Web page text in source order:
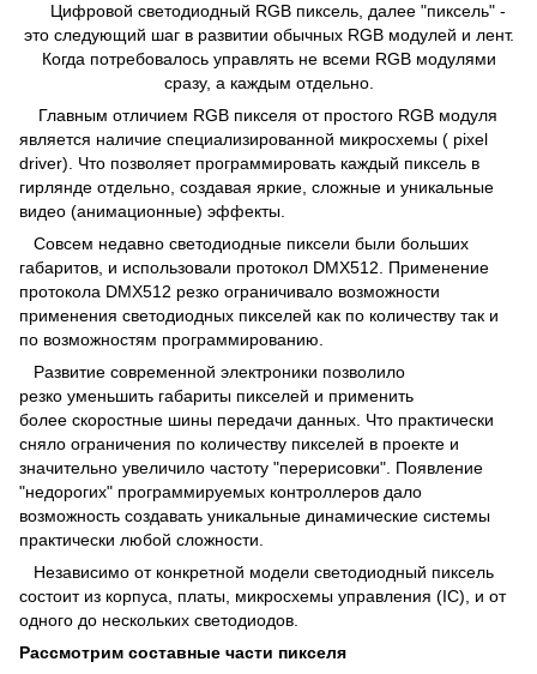
Цифровой светодиодный RGB пиксель, далее "пиксель" -
это следующий шаг в развитии обычных RGB модулей и лент.
Когда потребовалось управлять не всеми RGB модулями
сразу, а каждым отдельно.
Главным отличием RGB пикселя от простого RGB модуля
является наличие специализированной микросхемы ( pixel
driver). Что позволяет программировать каждый пиксель в
гирлянде отдельно, создавая яркие, сложные и уникальные
видео (анимационные) эффекты.
Совсем недавно светодиодные пиксели были больших
габаритов, и использовали протокол DMX512. Применение
протокола DMX512 резко ограничивало возможности
применения светодиодных пикселей как по количеству так и
по возможностям программированию.
Развитие современной электроники позволило
резко уменьшить габариты пикселей и применить
более скоростные шины передачи данных. Что практически
сняло ограничения по количеству пикселей в проекте и
значительно увеличило частоту "перерисовки". Появление
"недорогих" программируемых контроллеров дало
возможность создавать уникальные динамические системы
практически любой сложности.
Независимо от конкретной модели светодиодный пиксель
состоит из корпуса, платы, микросхемы управления (IC), и от
одного до нескольких светодиодов.
Рассмотрим составные части пикселя